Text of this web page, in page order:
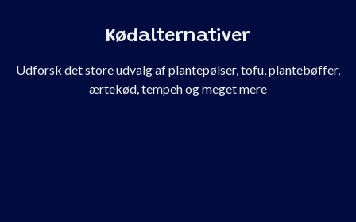
Kødalternativer
Udforsk det store udvalg af plantepølser, tofu, plantebøffer,
ærtekød, tempeh og meget mere